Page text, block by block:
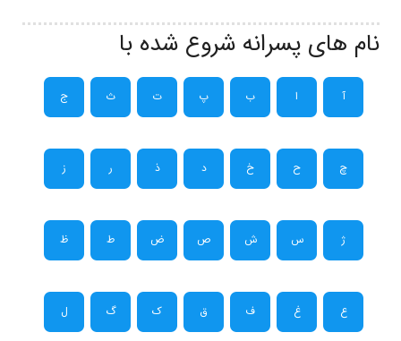
نام های پسرانه شروع شده با
آ ا ب پ ت ث ج
چ ح خ د ذ ر ز
ژ س ش ص ض ط ظ
ع غ ف ق ک گ ل